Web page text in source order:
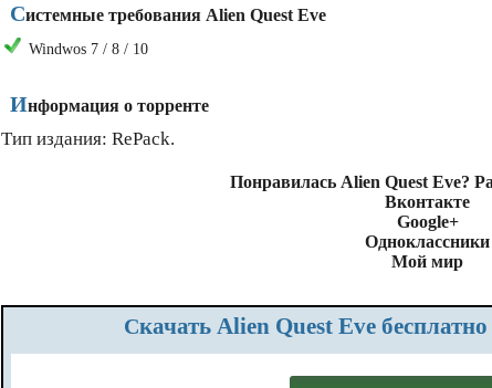
Системные требования Alien Quest Eve
Windwos 7 / 8 / 10
Информация о торренте
Тип издания: RePack.
Понравилась Alien Quest Eve?
Вконтакте
Google+
Одноклассники
Мой мир
Скачать Alien Quest Eve